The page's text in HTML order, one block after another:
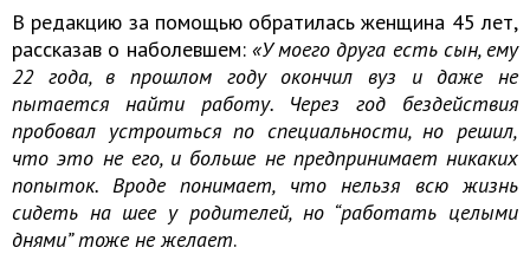
В редакцию за помощью обратилась женщина 45 лет,
рассказав о наболевшем: «У моего друга есть сын, ему
22 года, в прошлом году окончил вуз и даже не
пытается найти работу. Через год бездействия
пробовал устроиться по специальности, но решил,
что это не его, и больше не предпринимает никаких
попыток. Вроде понимает, что нельзя всю жизнь
сидеть на шее у родителей, но “работать целыми
днями” тоже не желает.